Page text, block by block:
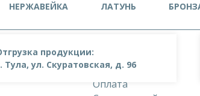
продукции:
Тула, ул. Скуратовская, д. 96
НЕРЖАВЕЙКА ЛАТУНЬ
О компании
Доставка
Оплата